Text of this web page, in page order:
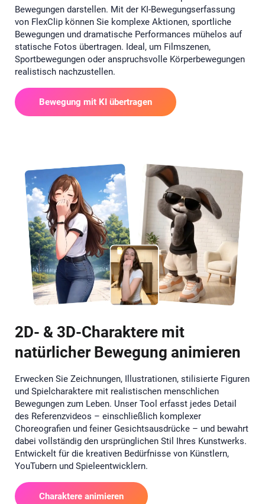
Bewegungen darstellen. Mit der KI-Bewegungserfassung
von FlexClip können Sie komplexe Aktionen, sportliche
Bewegungen und dramatische Performances mühelos auf
statische Fotos übertragen. Ideal, um Filmszenen,
Sportbewegungen oder anspruchsvolle Körperbewegungen
realistisch nachzustellen.
Bewegung mit KI übertragen
2D- & 3D-Charaktere mit
natürlicher Bewegung animieren
Erwecken Sie Zeichnungen, Illustrationen, stilisierte Figuren
und Spielcharaktere mit realistischen menschlichen
Bewegungen zum Leben. Unser Tool erfasst jedes Detail
des Referenzvideos – einschließlich komplexer
Choreografien und feiner Gesichtsausdrücke – und bewahrt
dabei vollständig den ursprünglichen Stil Ihres Kunstwerks.
Entwickelt für die kreativen Bedürfnisse von Künstlern,
YouTubern und Spieleentwicklern.
Charaktere animieren